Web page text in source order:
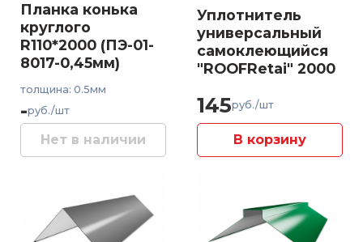
Планка конька
круглого
R110*2000 (ПЭ-01-
8017-0,45мм)
толщина: 0.5мм
-руб./шт
Нет в наличии
Уплотнитель
универсальный
самоклеющийся
"ROOFRetai" 2000
145руб./шт
В корзину